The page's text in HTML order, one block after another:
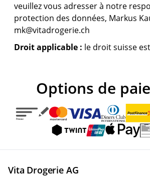
veuillez vous adresser à notre
protection des données, Markus
mk@vitadrogerie.ch
Droit applicable : le droit suisse
Options de
Vita Drogerie AG